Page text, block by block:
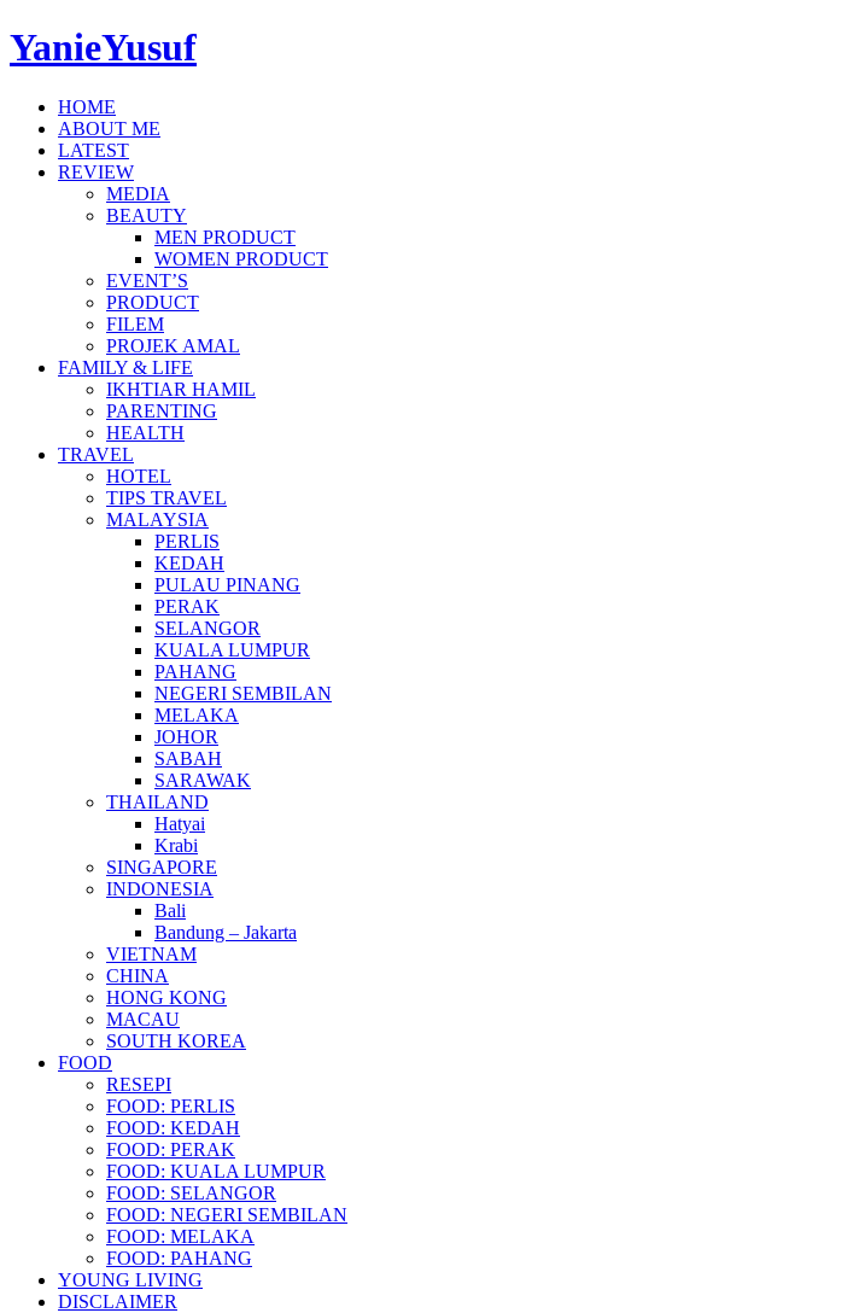
YanieYusuf
HOME
ABOUT ME
LATEST
REVIEW
MEDIA
BEAUTY
MEN PRODUCT
WOMEN PRODUCT
EVENT’S
PRODUCT
FILEM
PROJEK AMAL
FAMILY & LIFE
IKHTIAR HAMIL
PARENTING
HEALTH
TRAVEL
HOTEL
TIPS TRAVEL
MALAYSIA
PERLIS
KEDAH
PULAU PINANG
PERAK
SELANGOR
KUALA LUMPUR
PAHANG
NEGERI SEMBILAN
MELAKA
JOHOR
SABAH
SARAWAK
THAILAND
Hatyai
Krabi
SINGAPORE
INDONESIA
Bali
Bandung – Jakarta
VIETNAM
CHINA
HONG KONG
MACAU
SOUTH KOREA
FOOD
RESEPI
FOOD: PERLIS
FOOD: KEDAH
FOOD: PERAK
FOOD: KUALA LUMPUR
FOOD: SELANGOR
FOOD: NEGERI SEMBILAN
FOOD: MELAKA
FOOD: PAHANG
YOUNG LIVING
DISCLAIMER